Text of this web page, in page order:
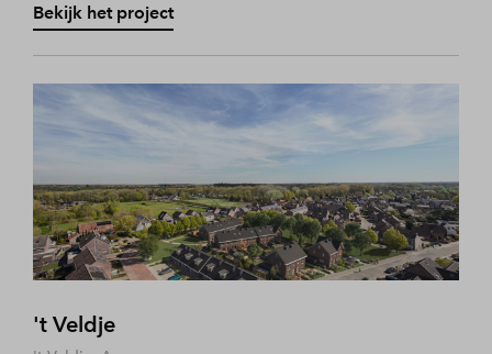
Bekijk het project
't Veldje